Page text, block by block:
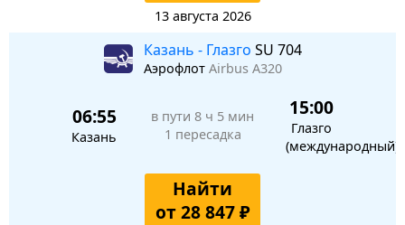
13 августа 2026
Казань - Глазго SU 704
Аэрофлот Airbus A320
06:55
Казань
в пути 8 ч 5 мин
1 пересадка
15:00
Глазго
(международный)
Найти
от 28 847 ₽